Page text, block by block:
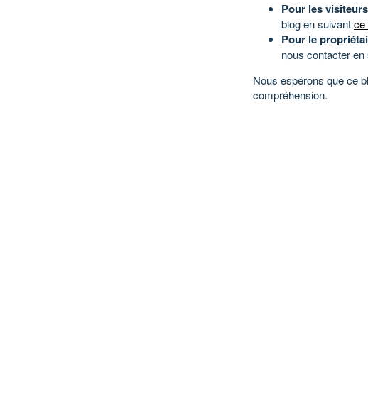
Pour les visiteurs
blog en suivantce
Pour le
nous contacter en
Nous espérons que ce
compréhension.